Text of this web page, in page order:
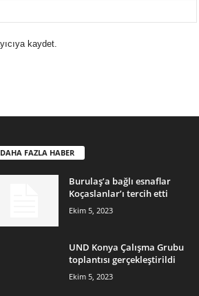
kaydet.
DAHA FAZLA HABER
Burulaş’a bağlı esnaflar
Koçaslanlar’ı tercih etti
Ekim 5, 2023
UND Konya Çalışma Grubu
toplantısı gerçekleştirildi
Ekim 5, 2023